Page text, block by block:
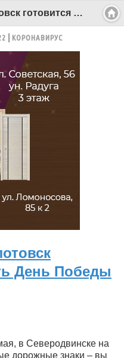
Северодвинск–Молотовск готовится встречать День Победы - Беломорканал Северодвинск tv29.ru
КОРОНАВИРУС
День Победы
в Северодвинске на
дорожные знаки – вы